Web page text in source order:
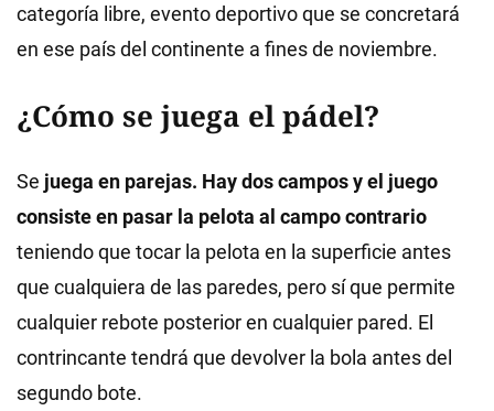
categoría libre, evento deportivo que se concretará
en ese país del continente a fines de noviembre.
¿Cómo se juega el pádel?
Se juega en parejas. Hay dos campos y el juego
consiste en pasar la pelota al campo contrario
teniendo que tocar la pelota en la superficie antes
que cualquiera de las paredes, pero sí que permite
cualquier rebote posterior en cualquier pared. El
contrincante tendrá que devolver la bola antes del
segundo bote.